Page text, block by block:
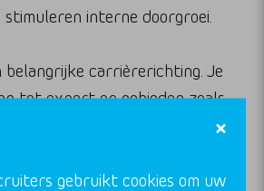
stimuleren interne doorgroei.
belangrijke carrièrerichting. Je
tot expert op gebieden zoals
PFAS-verontreiniging of
Deze expertise maakt je
gemeente en opent deuren
gebruikt cookies om uw